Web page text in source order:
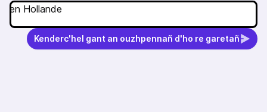
Kenderc'hel gant an ouzhpennañ d'ho re garetañ